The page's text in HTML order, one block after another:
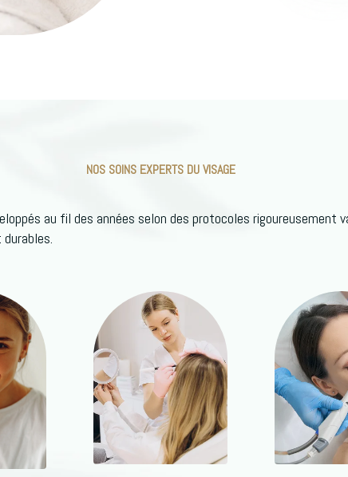
NOS SOINS EXPERTS DU VISAGE
au fil des années selon des protocoles rigoureusement